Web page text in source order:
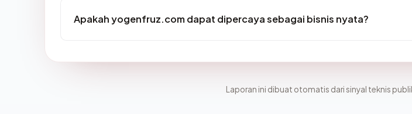
Apakah yogenfruz.com dapat dipercaya sebagai bisnis nyata?
Laporan ini dibuat otomatis dari sinyal teknis